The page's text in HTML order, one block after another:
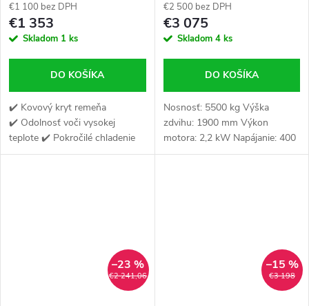
€1 100 bez DPH
€1 353
Skladom 1 ks
DO KOŠÍKA
✔️ Kovový kryt remeňa
✔️ Odolnosť voči vysokej
teplote ✔️ Pokročilé chladenie
€2 500 bez DPH
€3 075
Skladom 4 ks
DO KOŠÍKA
Nosnosť: 5500 kg Výška
zdvihu: 1900 mm Výkon
motora: 2,2 kW Napájanie: 400
V / 50 Hz Hmotnosť: 890 kg
€2 241,06
–23 %
€3 198
–15 %